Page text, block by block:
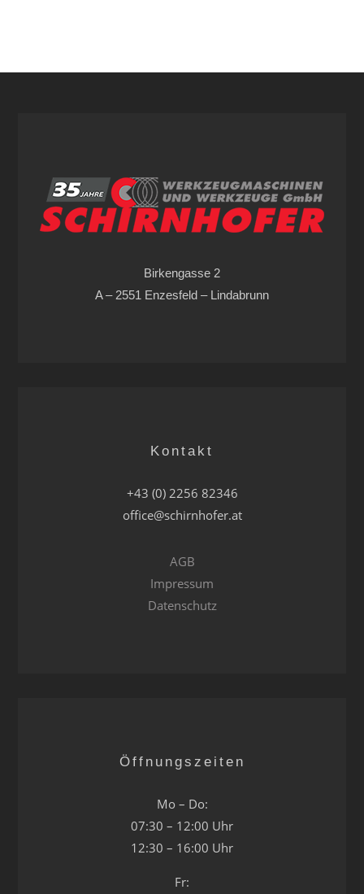
Birkengasse 2
A – 2551 Enzesfeld – Lindabrunn
Kontakt
+43 (0) 2256 82346
office@schirnhofer.at
AGB
Impressum
Datenschutz
Öffnungszeiten
Mo – Do:
07:30 – 12:00 Uhr
12:30 – 16:00 Uhr
Fr: